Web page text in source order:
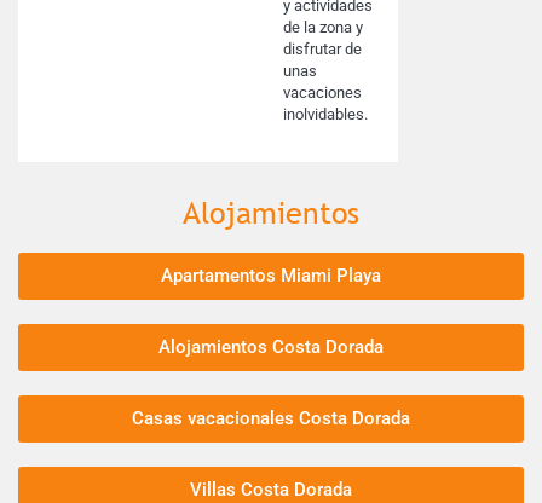
y actividades
de la zona y
disfrutar de
unas
vacaciones
inolvidables.
Alojamientos
Apartamentos Miami Playa
Alojamientos Costa Dorada
Casas vacacionales Costa Dorada
Villas Costa Dorada